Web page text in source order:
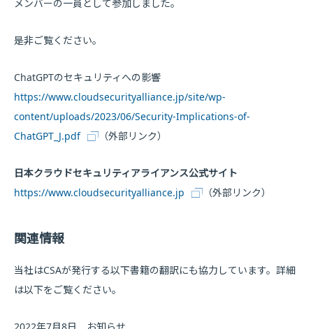
メンバーの一員として参加しました。
是非ご覧ください。
ChatGPTのセキュリティへの影響
https://www.cloudsecurityalliance.jp/site/wp-
content/uploads/2023/06/Security-Implications-of-
ChatGPT_J.pdf
（外部リンク）
日本クラウドセキュリティアライアンス公式サイト
https://www.cloudsecurityalliance.jp
（外部リンク）
関連情報
当社はCSAが発行する以下書籍の翻訳にも協力しています。詳細
は以下をご覧ください。